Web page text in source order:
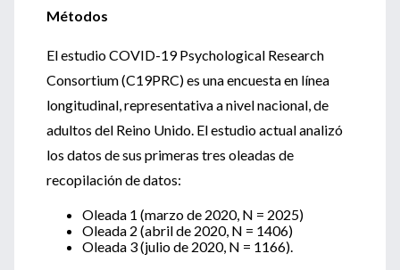
Métodos
El estudio COVID-19 Psychological Research
Consortium (C19PRC) es una encuesta en línea
longitudinal, representativa a nivel nacional, de
adultos del Reino Unido. El estudio actual analizó
los datos de sus primeras tres oleadas de
recopilación de datos:
Oleada 1 (marzo de 2020, N = 2025)
Oleada 2 (abril de 2020, N = 1406)
Oleada 3 (julio de 2020, N = 1166).